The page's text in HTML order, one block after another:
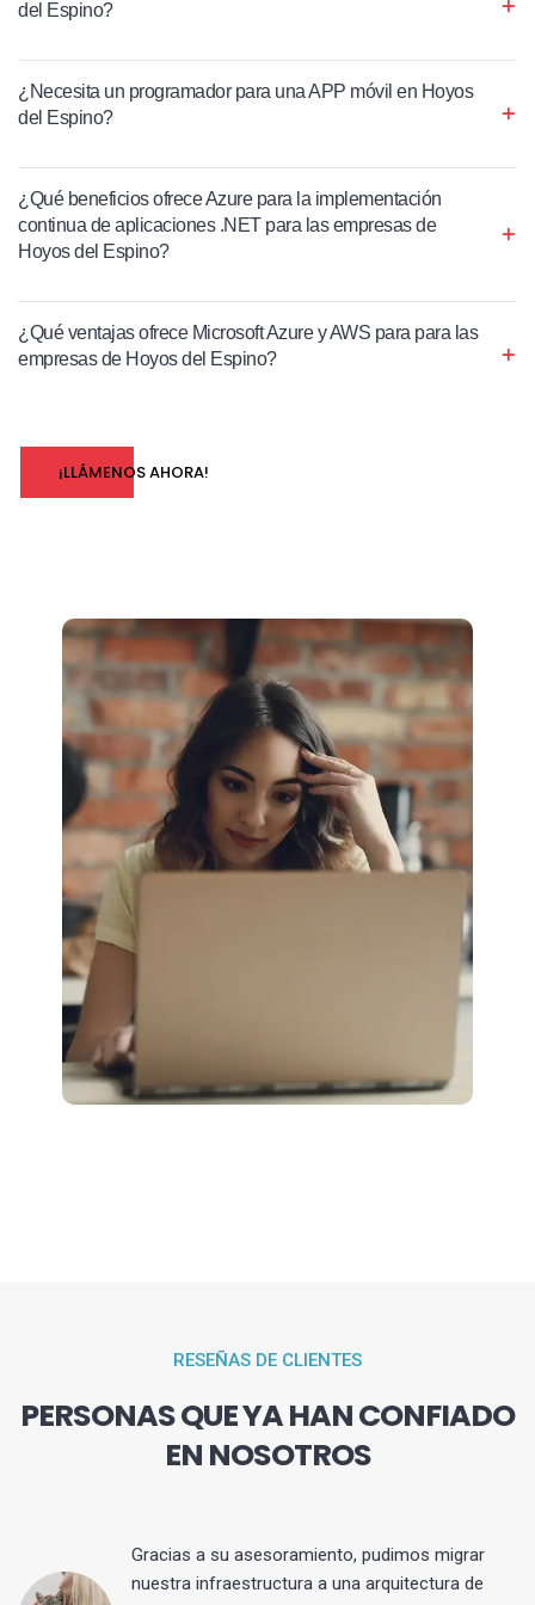
del Espino?
¿Necesita un programador para una APP móvil en Hoyos
del Espino?
¿Qué beneficios ofrece Azure para la implementación
continua de aplicaciones .NET para las empresas de
Hoyos del Espino?
¿Qué ventajas ofrece Microsoft Azure y AWS para para las
empresas de Hoyos del Espino?
¡LLÁMENOS AHORA!
RESEÑAS DE CLIENTES
PERSONAS QUE YA HAN CONFIADO
EN NOSOTROS
Gracias a su asesoramiento, pudimos migrar
nuestra infraestructura a una arquitectura de